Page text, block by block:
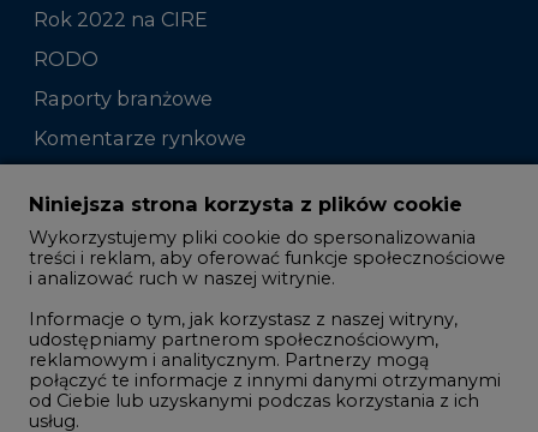
Rok 2022 na CIRE
RODO
Raporty branżowe
Komentarze rynkowe
Zmiany kadrowe na rynku
Studio CIRE
Rozmowy o energetyce
Gospodarka
Geopolityka
LTE450
Niniejsza strona korzysta z plików cookie
Wykorzystujemy pliki cookie do spersonalizowania
treści i reklam, aby oferować funkcje społecznościowe
i analizować ruch w naszej witrynie.
Informacje o tym, jak korzystasz z naszej witryny,
udostępniamy partnerom społecznościowym,
reklamowym i analitycznym. Partnerzy mogą
połączyć te informacje z innymi danymi otrzymanymi
od Ciebie lub uzyskanymi podczas korzystania z ich
usług.